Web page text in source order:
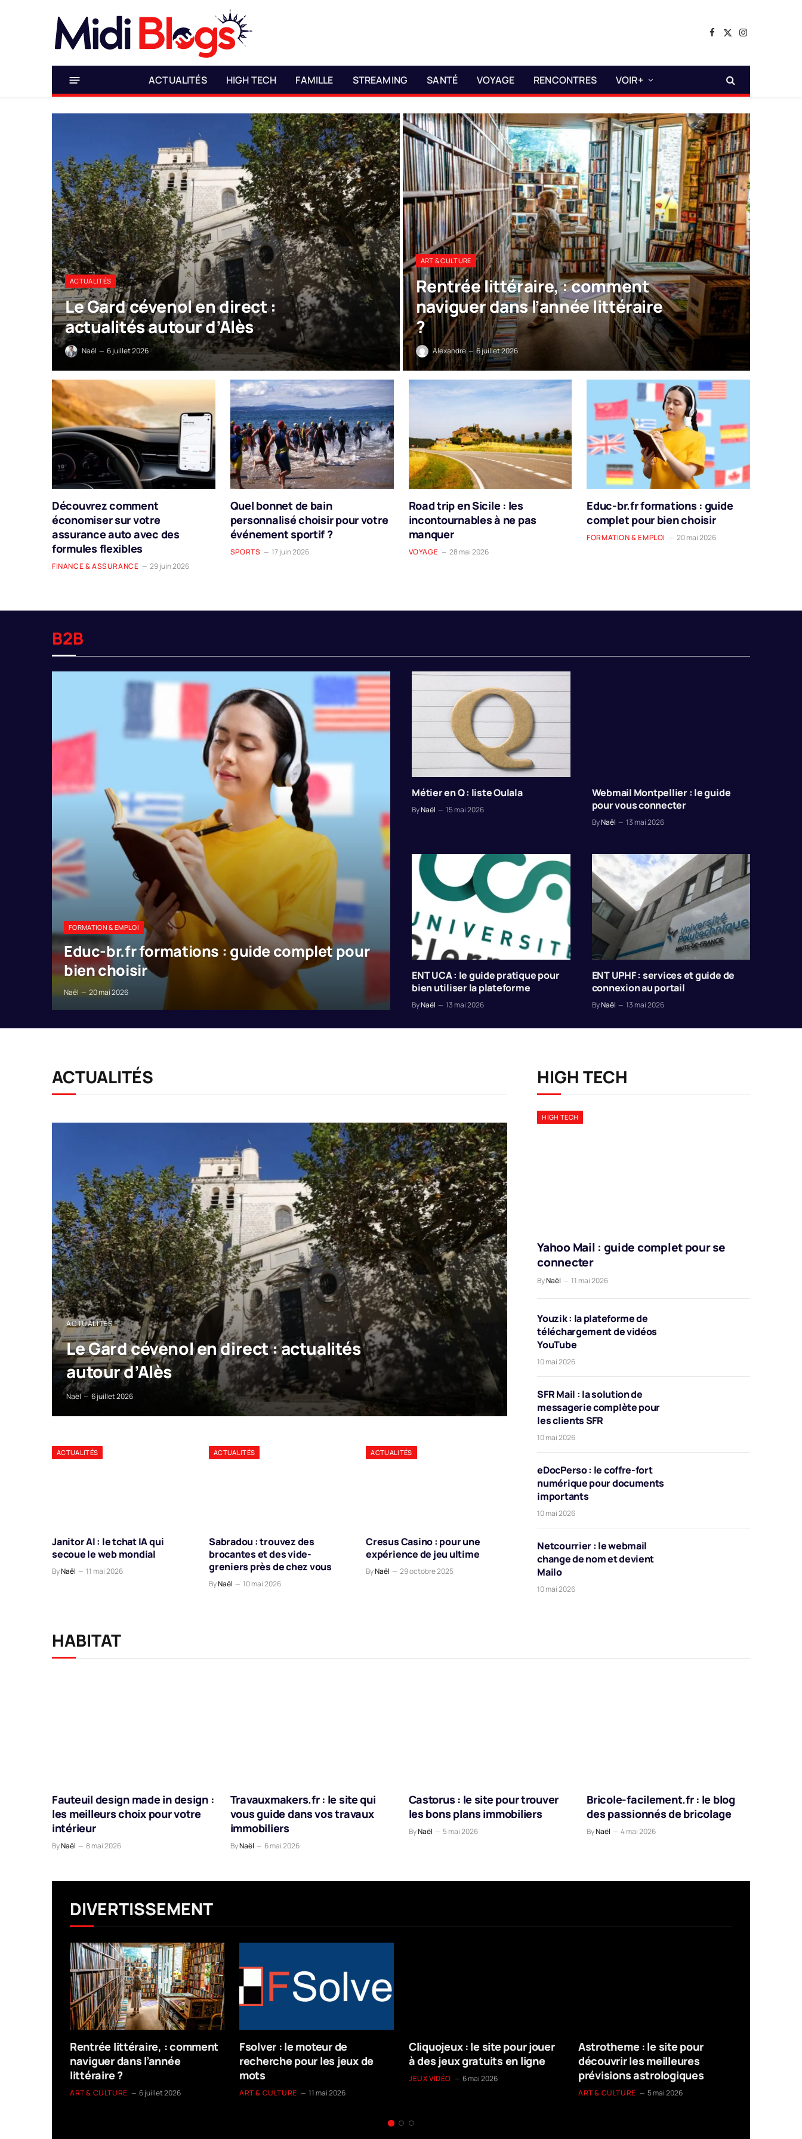
Facebook
X
Instagram
ACTUALITÉS HIGH TECH FAMILLE STREAMING SANTÉ VOYAGE RENCONTRES VOIR+
ACTUALITÉS
Le Gard cévenol en direct :
actualités autour d’Alès
Naël 6 juillet 2026
ART & CULTURE
Rentrée littéraire, : comment
naviguer dans l’année littéraire
?
Alexandre 6 juillet 2026
Découvrez comment
économiser sur votre
assurance auto avec des
formules flexibles
FINANCE & ASSURANCE 29 juin 2026
Quel bonnet de bain
personnalisé choisir pour votre
événement sportif ?
SPORTS 17 juin 2026
Road trip en Sicile : les
incontournables à ne pas
manquer
VOYAGE 28 mai 2026
Educ-br.fr formations : guide
complet pour bien choisir
FORMATION & EMPLOI 20 mai 2026
B2B
FORMATION & EMPLOI
Educ-br.fr formations : guide complet pour
bien choisir
Naël 20 mai 2026
Métier en Q : liste Oulala
ByNaël 15 mai 2026
Webmail Montpellier : le guide
pour vous connecter
ByNaël 13 mai 2026
ENT UCA : le guide pratique pour
bien utiliser la plateforme
ByNaël 13 mai 2026
ENT UPHF : services et guide de
connexion au portail
ByNaël 13 mai 2026
ACTUALITÉS
ACTUALITÉS
Le Gard cévenol en direct : actualités
autour d’Alès
Naël 6 juillet 2026
ACTUALITÉS
Janitor AI : le tchat IA qui
secoue le web mondial
ByNaël 11 mai 2026
ACTUALITÉS
Sabradou : trouvez des
brocantes et des vide-
greniers près de chez vous
ByNaël 10 mai 2026
ACTUALITÉS
Cresus Casino : pour une
expérience de jeu ultime
ByNaël 29 octobre 2025
HIGH TECH
HIGH TECH
Yahoo Mail : guide complet pour se
connecter
ByNaël 11 mai 2026
Youzik : la plateforme de
téléchargement de vidéos
YouTube
10 mai 2026
SFR Mail : la solution de
messagerie complète pour
les clients SFR
10 mai 2026
eDocPerso : le coffre-fort
numérique pour documents
importants
10 mai 2026
Netcourrier : le webmail
change de nom et devient
Mailo
10 mai 2026
HABITAT
Fauteuil design made in design :
les meilleurs choix pour votre
intérieur
ByNaël 8 mai 2026
Travauxmakers.fr : le site qui
vous guide dans vos travaux
immobiliers
ByNaël 6 mai 2026
Castorus : le site pour trouver
les bons plans immobiliers
ByNaël 5 mai 2026
Bricole-facilement.fr : le blog
des passionnés de bricolage
ByNaël 4 mai 2026
DIVERTISSEMENT
Rentrée littéraire, : comment
naviguer dans l’année
littéraire ?
ART & CULTURE 6 juillet 2026
Fsolver : le moteur de
recherche pour les jeux de
mots
ART & CULTURE 11 mai 2026
Cliquojeux : le site pour jouer
à des jeux gratuits en ligne
JEUX VIDÉO 6 mai 2026
Astrotheme : le site pour
découvrir les meilleures
prévisions astrologiques
ART & CULTURE 5 mai 2026